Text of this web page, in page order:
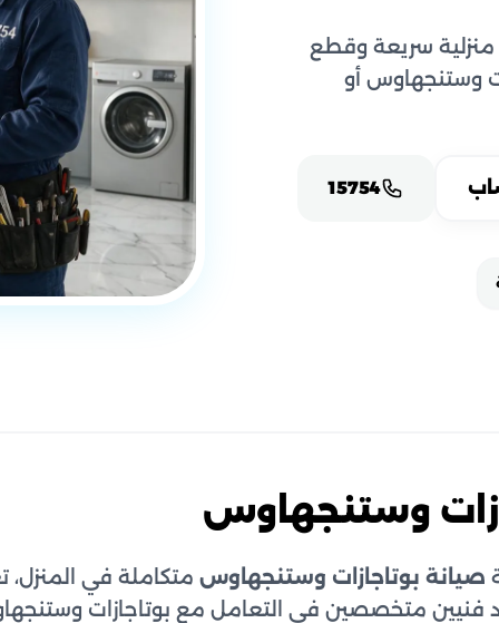
سريعة وقطع
وستنجهاوس أو
15754
وستنجهاوس
صيانة بوتاجازات وستنجهاوس متكاملة في المنزل،
فنيين متخصصين في التعامل مع بوتاجازات